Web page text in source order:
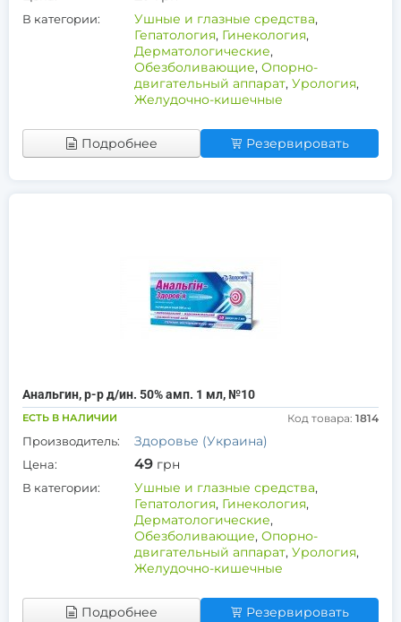
В категории: Ушные и глазные средства,
Гепатология, Гинекология,
Дерматологические,
Обезболивающие, Опорно-
двигательный аппарат, Урология,
Желудочно-кишечные
Подробнее Резервировать
Анальгин, р-р д/ин. 50% амп. 1 мл, №10
ЕСТЬ В НАЛИЧИИ Код товара: 1814
Производитель: Здоровье (Украина)
Цена: 49 грн
В категории: Ушные и глазные средства,
Гепатология, Гинекология,
Дерматологические,
Обезболивающие, Опорно-
двигательный аппарат, Урология,
Желудочно-кишечные
Подробнее Резервировать